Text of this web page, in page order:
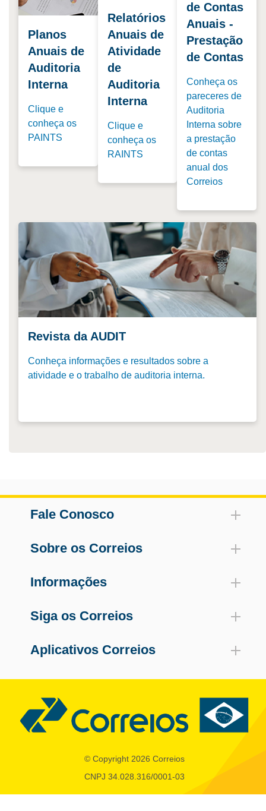
Planos
Anuais de
Auditoria
Interna
Clique e
conheça os
PAINTS
Relatórios
Anuais de
Atividade
de
Auditoria
Interna
Clique e
conheça os
RAINTS
de Contas
Anuais -
Prestação
de Contas
Conheça os
pareceres de
Auditoria
Interna sobre
a prestação
de contas
anual dos
Correios
Revista da AUDIT
Conheça informações e resultados sobre a
atividade e o trabalho de auditoria interna.
Fale Conosco
Sobre os Correios
Informações
Siga os Correios
Aplicativos Correios
© Copyright 2026 Correios
CNPJ 34.028.316/0001-03